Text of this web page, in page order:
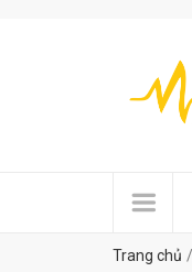
Trang chủ